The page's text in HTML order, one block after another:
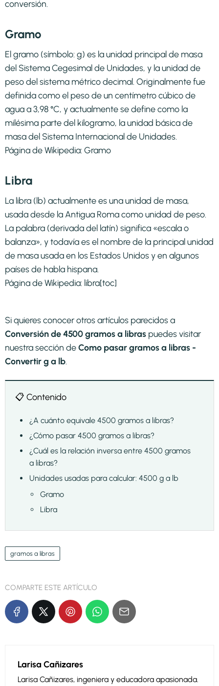
conversión.
Gramo
El gramo (símbolo: g) es la unidad principal de masa
del Sistema Cegesimal de Unidades, y la unidad de
peso del sistema métrico decimal. Originalmente fue
definida como el peso de un centímetro cúbico de
agua a 3,98 °C, y actualmente se define como la
milésima parte del kilogramo, la unidad básica de
masa del Sistema Internacional de Unidades.
Página de Wikipedia: Gramo
Libra
La libra (lb) actualmente es una unidad de masa,
usada desde la Antigua Roma como unidad de peso.​
La palabra (derivada del latín) significa «escala o
balanza», y todavía es el nombre de la principal unidad
de masa usada en los Estados Unidos y en algunos
países de habla hispana.
Página de Wikipedia: libra[toc]
Si quieres conocer otros artículos parecidos a
Conversión de 4500 gramos a libras puedes visitar
nuestra sección deComo pasar gramos a libras -
Convertir g a lb.
📋 Contenido
¿A cuánto equivale 4500 gramos a libras?
¿Cómo pasar 4500 gramos a libras?
¿Cuál es la relación inversa entre 4500 gramos
a libras?
Unidades usadas para calcular: 4500 g a lb
Gramo
Libra
gramos a libras
COMPARTE ESTE ARTÍCULO
Larisa Cañizares
Larisa Cañizares, ingeniera y educadora apasionada.